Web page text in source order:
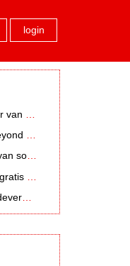
login
Business
naar tv
dollar